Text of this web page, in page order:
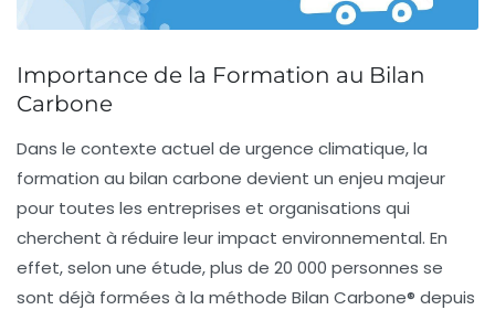
Importance de la Formation au Bilan
Carbone
Dans le contexte actuel de urgence climatique, la
formation au bilan carbone devient un enjeu majeur
pour toutes les entreprises et organisations qui
cherchent à réduire leur impact environnemental. En
effet, selon une étude, plus de 20 000 personnes se
sont déjà formées à la méthode Bilan Carbone® depuis